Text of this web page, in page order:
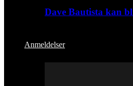
Dave Bautista kan
Anmeldelser